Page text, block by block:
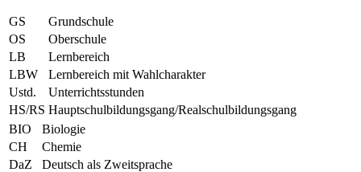
GS
Grundschule
OS
Oberschule
LB
Lernbereich
LBW
Lernbereich mit Wahlcharakter
Ustd.
Unterrichtsstunden
HS/RS Hauptschulbildungsgang/Realschulbildungsgang
BIO
Biologie
CH
Chemie
DaZ
Deutsch als Zweitsprache